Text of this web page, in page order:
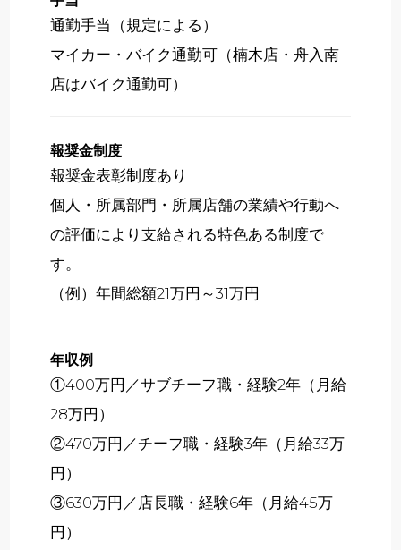
通勤手当（規定による）
マイカー・バイク通勤可（楠木店・舟入南
店はバイク通勤可）
報奨金制度
報奨金表彰制度あり
個人・所属部門・所属店舗の業績や行動へ
の評価により支給される特色ある制度で
す。
（例）年間総額21万円～31万円
年収例
①400万円／サブチーフ職・経験2年（月給
28万円）
②470万円／チーフ職・経験3年（月給33万
円）
③630万円／店長職・経験6年（月給45万
円）